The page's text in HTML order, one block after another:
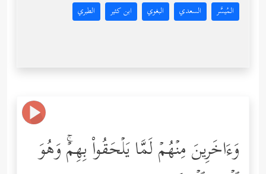
المُيسَّر السعدي البغوي ابن كثير الطبري
وَءَاخَرِینَ مِنۡهُمۡ لَمَّا یَلۡحَقُواْ بِهِمۡۚ وَهُوَ